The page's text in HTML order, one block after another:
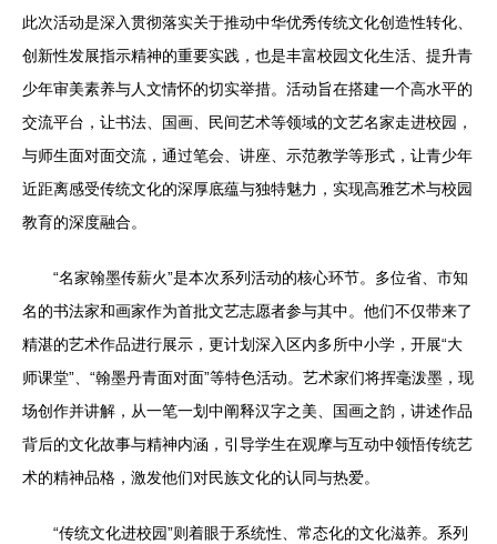
此次活动是深入贯彻落实关于推动中华优秀传统文化创造性转化、
创新性发展指示精神的重要实践，也是丰富校园文化生活、提升青
少年审美素养与人文情怀的切实举措。活动旨在搭建一个高水平的
交流平台，让书法、国画、民间艺术等领域的文艺名家走进校园，
与师生面对面交流，通过笔会、讲座、示范教学等形式，让青少年
近距离感受传统文化的深厚底蕴与独特魅力，实现高雅艺术与校园
教育的深度融合。
“名家翰墨传薪火”是本次系列活动的核心环节。多位省、市知
名的书法家和画家作为首批文艺志愿者参与其中。他们不仅带来了
精湛的艺术作品进行展示，更计划深入区内多所中小学，开展“大
师课堂”、“翰墨丹青面对面”等特色活动。艺术家们将挥毫泼墨，现
场创作并讲解，从一笔一划中阐释汉字之美、国画之韵，讲述作品
背后的文化故事与精神内涵，引导学生在观摩与互动中领悟传统艺
术的精神品格，激发他们对民族文化的认同与热爱。
“传统文化进校园”则着眼于系统性、常态化的文化滋养。系列